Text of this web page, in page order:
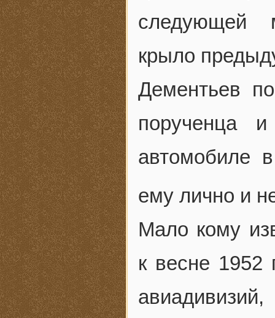
следующей
крыло
Дементьев
порученца
автомобиле
ему лично и
Мало кому
к весне 1952